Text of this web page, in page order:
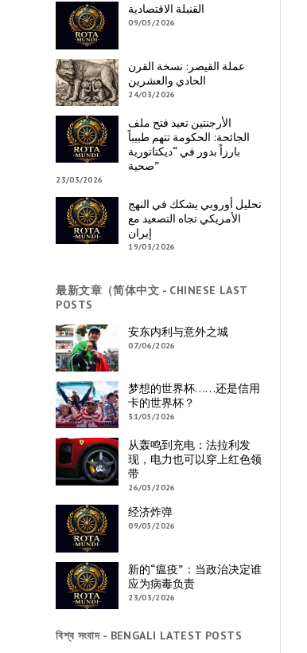
القنبلة الاقتصادية
09/05/2026
عملة القيصر: نسخة القرن
الحادي والعشرين
24/03/2026
الأرجنتين تعيد فتح ملف
الجائحة: الحكومة تتهم طبيباً
بارزاً بدور في “ديكتاتورية
صحية”
23/03/2026
تحليل أوروبي يشكك في النهج
الأمريكي تجاه التصعيد مع
إيران
19/03/2026
最新文章（简体中文 - CHINESE LAST
POSTS
安东内利与意外之城
07/06/2026
梦想的世界杯……还是信用
卡的世界杯？
31/05/2026
从轰鸣到充电：法拉利发
现，电力也可以穿上红色领
带
26/05/2026
经济炸弹
09/05/2026
新的“瘟疫”：当政治决定谁
应为病毒负责
23/03/2026
বিশ্ব সংবাদ - BENGALI LATEST POSTS